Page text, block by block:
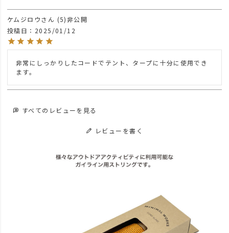
ケムジロウ 5 非公開
投稿日
2025/01/12
非常にしっかりしたコードでテント、タープに十分に使用でき
すべてのレビューを見る
レビューを書く